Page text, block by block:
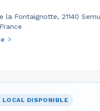
la Fontaignotte, 21140
LOCAL DISPONIBLE